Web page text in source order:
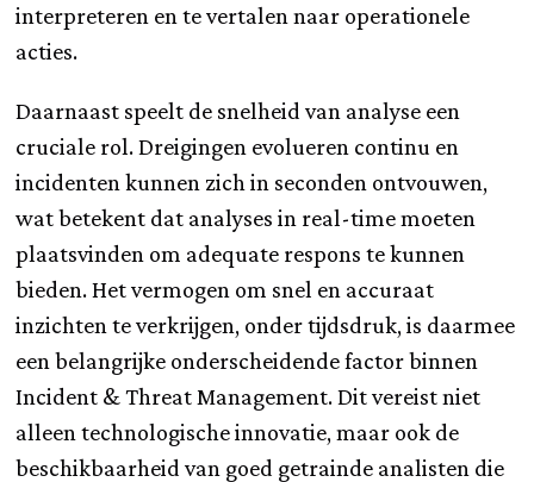
interpreteren en te vertalen naar operationele
acties.
Daarnaast speelt de snelheid van analyse een
cruciale rol. Dreigingen evolueren continu en
incidenten kunnen zich in seconden ontvouwen,
wat betekent dat analyses in real-time moeten
plaatsvinden om adequate respons te kunnen
bieden. Het vermogen om snel en accuraat
inzichten te verkrijgen, onder tijdsdruk, is daarmee
een belangrijke onderscheidende factor binnen
Incident & Threat Management. Dit vereist niet
alleen technologische innovatie, maar ook de
beschikbaarheid van goed getrainde analisten die